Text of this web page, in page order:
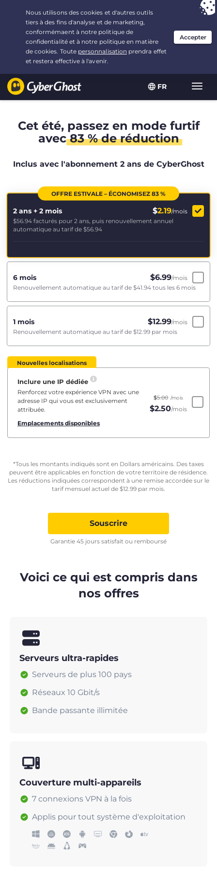
FR
Vous avez opté pour :L'offre la plus avantageuse
2.1666666666667 ans à $2.19/mois
Cet été, passez en mode furtif
avec83 % de réduction
Inclus avec l'abonnement 2 ans de CyberGhost
OFFRE ESTIVALE – ÉCONOMISEZ 83 %
2 ans + 2 mois $2.19/mois
$56.94 facturés pour 2 ans, puis renouvellement annuel
automatique au tarif de $56.94
6 mois $6.99/mois
Renouvellement automatique au tarif de $41.94 tous les 6 mois
1 mois $12.99/mois
Renouvellement automatique au tarif de $12.99 par mois
Nouvelles localisations
Inclure une IP dédiée
Renforcez votre expérience VPN avec une
adresse IP qui vous est exclusivement
attribuée.
Emplacements disponibles
$5.00 /mois
$2.50/mois
*Tous les montants indiqués sont en Dollars américains. Des taxes
peuvent être applicables en fonction de votre territoire de résidence.
Les réductions indiquées correspondent à une remise accordée sur le
tarif mensuel actuel de $12.99 par mois.
Souscrire
Garantie 45 jours satisfait ou remboursé
Voici ce qui est compris dans
nos offres
Serveurs ultra-rapides
Serveurs de plus 100 pays
Réseaux 10 Gbit/s
Bande passante illimitée
Couverture multi-appareils
7 connexions VPN à la fois
Applis pour tout système d'exploitation